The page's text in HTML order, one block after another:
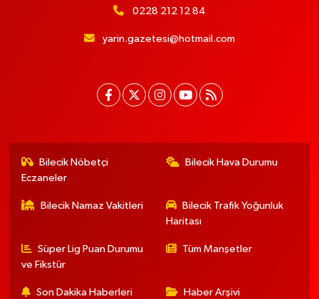
0228 212 12 84
yarin.gazetesi@hotmail.com
Bilecik Nöbetçi
Eczaneler
Bilecik Hava Durumu
Bilecik Namaz Vakitleri
Bilecik Trafik Yoğunluk
Haritası
Süper Lig Puan Durumu
ve Fikstür
Tüm Manşetler
Son Dakika Haberleri Haber Arşivi